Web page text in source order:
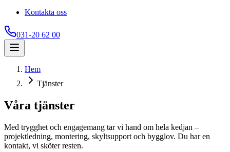
Kontakta oss
031-20 62 00
Hem
Tjänster
Våra tjänster
Med trygghet och engagemang tar vi hand om hela kedjan –
projektledning, montering, skyltsupport och bygglov. Du har en
kontakt, vi sköter resten.